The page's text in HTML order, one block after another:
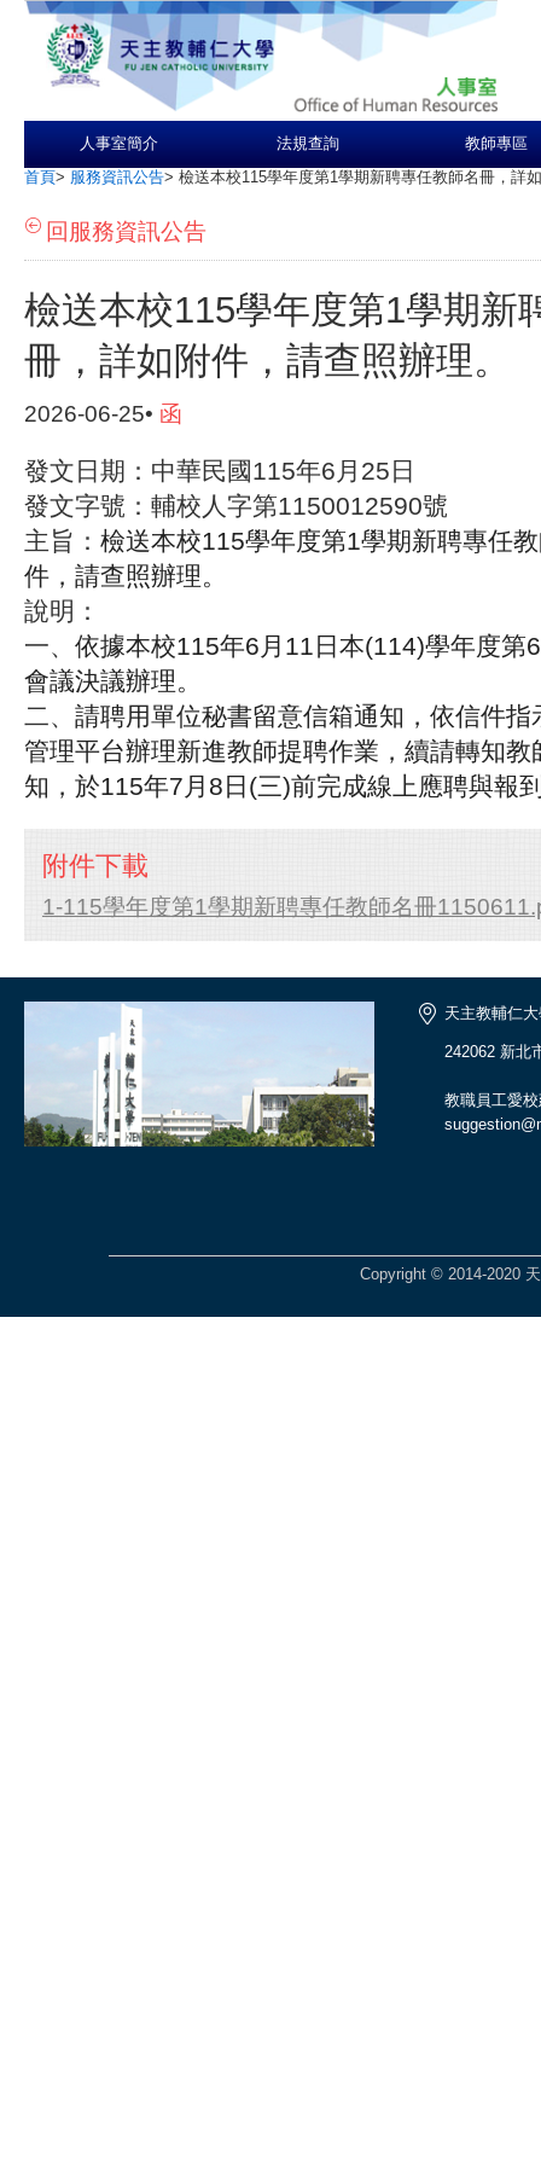
人事室簡介 法規查詢 教師專區
首頁> 服務資訊公告> 檢送本校115學年度第1學期新聘專任教師名冊，詳
回服務資訊公告
檢送本校115學年度第1學期新
冊，詳如附件，請查照辦理。
2026-06-25• 函
發文日期：中華民國115年6月25日
發文字號：輔校人字第1150012590號
主旨： 檢送本校115學年度第1學期新聘專任
件，請查照辦理。
說明：
一、 依據本校115年6月11日本(114)學年度第
會議決議辦理。
二、 請聘用單位秘書留意信箱通知，依信件指
管理平台辦理新進教師提聘作業，續請轉知教
知，於115年7月8日(三)前完成線上應聘與報
附件下載
1-115學年度第1學期新聘專任教師名冊
天主教輔仁
242062 新北
教職員工愛
Copyright © 2014-2020